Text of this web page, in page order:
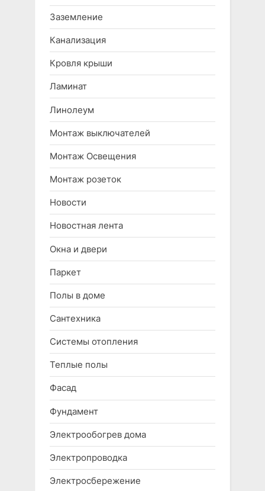
Заземление
Канализация
Кровля крыши
Ламинат
Линолеум
Монтаж выключателей
Монтаж Освещения
Монтаж розеток
Новости
Новостная лента
Окна и двери
Паркет
Полы в доме
Сантехника
Системы отопления
Теплые полы
Фасад
Фундамент
Электрообогрев дома
Электропроводка
Электросбережение